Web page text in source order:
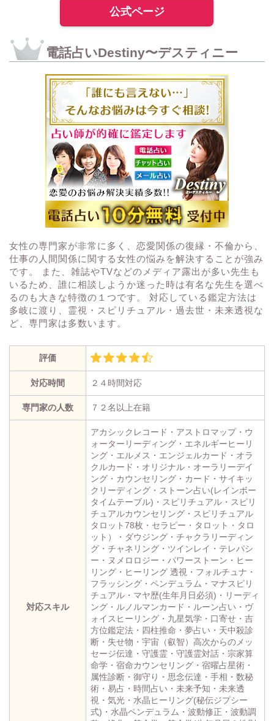
公式ページ
電話占いDestiny〜デスティニー
女性の専門家が非常に多く、恋愛関係の復縁・不倫から、
仕事の人間関係に関する女性の悩みを解決することが強み
です。 また、雑誌やTVなどのメディア露出が多い先生も
いるため、誰に相談しようか迷った時は有名な先生を選べ
るのも大きな特徴の１つです。 対応している鑑定方法は
多岐に渡り、霊視・スピリチュアル・過去世・未来透視な
ど、専門家は多数います。
評価
対応時間 ２４時間対応
専門家の人数 ７２名以上在籍
対応スキル
アカシックレコード・アストロマップ・ウ
ォーターリーディング・エネルギーヒーリ
ング・エルメス・エンジェルカード・オラ
クルカード・オリジナル・オーラリーデイ
ング・カウンセリング・カード・サイキッ
クリーディング・ストーン占い(レインボー
タイムテーブル)・スピリチュアル・スピリ
チュアルカウンセリング・スピリチュアル
タロット78枚・セラピー・タロット・タロ
ット）・ダウジング・チャクラリーディン
グ・チャネリング・ツインレイ・テレパシ
ー・ヌメロロジー・パワーストーン・ヒー
リング・ヒーリング 透視・フォルチュナ・
フラッシング・ペンデュラム・マナスピリ
チュアル・マヤ歴(生年月日必須)・リーディ
ング・ルノルマンカード・ルーン占い・ヴ
ォイスヒーリング・九星気学・口寄せ・吉
方位鑑定法・四柱推命・夢占い・天中殺診
断・失せ物・宇宙（叡智）高次からのメッ
セージ伝達・守護霊・守護霊対話・宗家算
命学・宿命カウンセリング・宿曜占星術・
属性診断・御守り・思念伝達・手相・数秘
術・易占・時間占い・未来予知・未来透
視・気光・水晶ヒーリング(秘伝ジプシー
式)・水晶ペンデュラム・波動修正・波動調